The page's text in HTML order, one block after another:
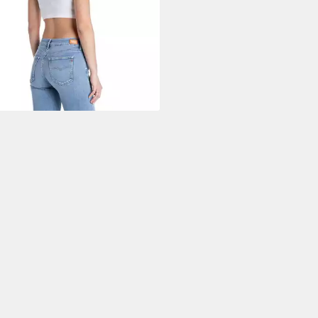
Bootcut-Jeans NEW LUZ
mit Stretch
UVP139,00 €